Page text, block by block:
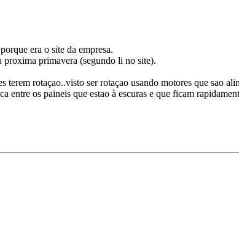
era o site da empresa.
primavera (segundo li no site).
rotaçao..visto ser rotaçao usando motores que sao
entre os paineis que estao à escuras e que ficam